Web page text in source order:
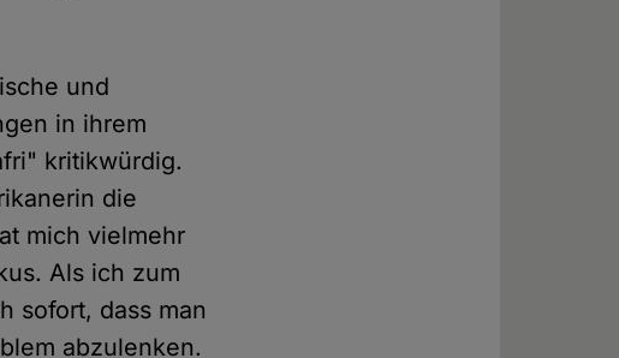
und
in ihrem
kritikwürdig.
die
mich vielmehr
Als ich zum
sofort, dass man
abzulenken.